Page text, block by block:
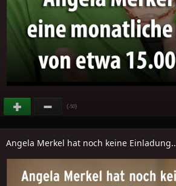
(-50)
Angela Merkel hat noch keine Einladung..